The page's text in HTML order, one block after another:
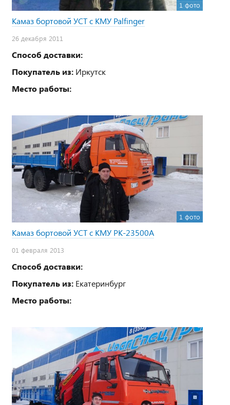
1 фото
Камаз бортовой УСТ с КМУ Palfinger
26 декабря 2011
Способ доставки:
Покупатель из: Иркутск
Место работы:
1 фото
Камаз бортовой УСТ с КМУ PK-23500А
01 февраля 2013
Способ доставки:
Покупатель из: Екатеринбург
Место работы: